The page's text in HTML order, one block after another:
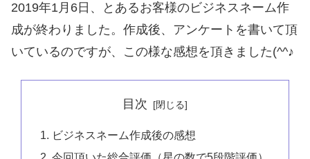
2019年1月6日、とあるお客様のビジネスネーム作
成が終わりました。作成後、アンケートを書いて頂
いているのですが、この様な感想を頂きました(^^♪
目次
ビジネスネーム作成後の感想